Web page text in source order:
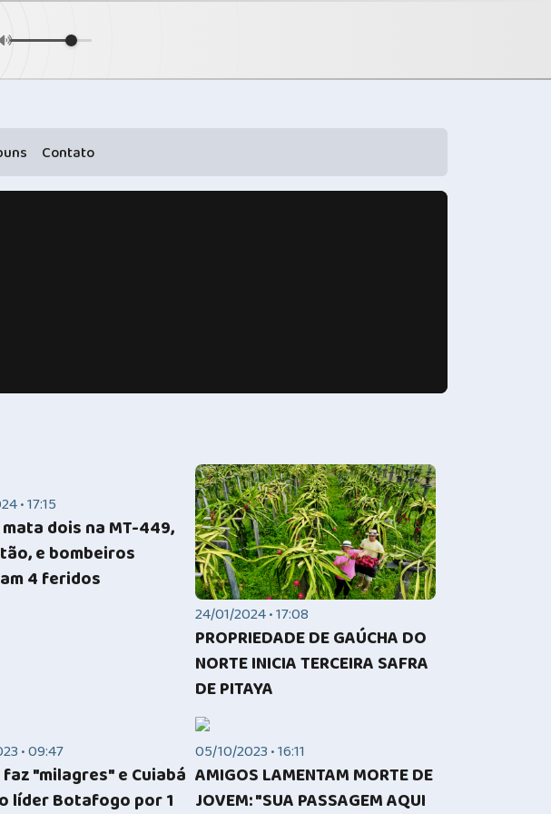
Contato
• 17:15
dois na MT-449,
e bombeiros
4 feridos
24/01/2024 • 17:08
PROPRIEDADE DE GAÚCHA DO
NORTE INICIA TERCEIRA SAFRA
DE PITAYA
• 09:47
"milagres" e Cuiabá
líder Botafogo por 1
05/10/2023 • 16:11
AMIGOS LAMENTAM MORTE DE
JOVEM: "SUA PASSAGEM AQUI